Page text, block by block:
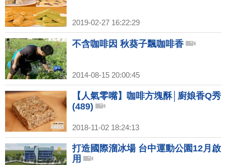
2019-02-27 16:22:29
不含咖啡因 秋葵子飄咖啡香
2014-08-15 20:00:45
【人氣零嘴】咖啡方塊酥│廚娘香Q秀
(489)
2018-11-02 18:24:13
打造國際溜冰場 台中運動公園12月啟
用